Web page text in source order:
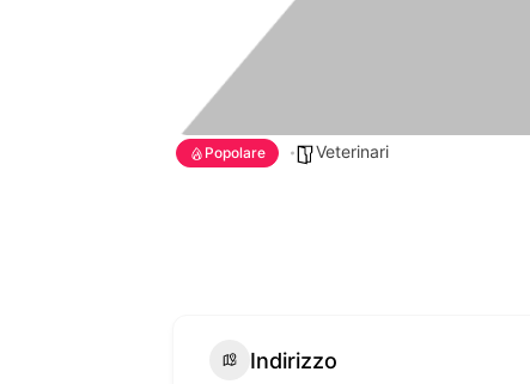
Popolare Veterinari
Indirizzo